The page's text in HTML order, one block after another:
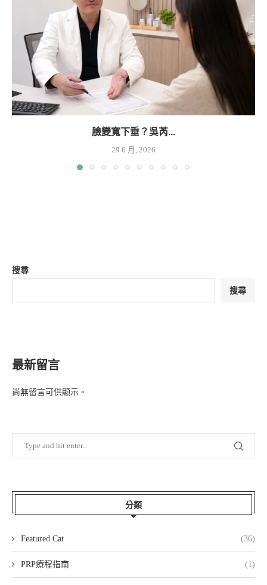
臉變寬下垂？吳芮...
29 6 月, 2026
搜尋
搜尋
最新留言
尚無留言可供顯示。
分類
Featured Cat (36)
PRP療程指南 (1)